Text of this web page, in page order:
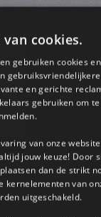
cookies.
gebruiken cookies
en gerichte
gebruiken om
van onze
jouw keuze! Door
dan de strikt
kernelementen van
uitgeschakeld.